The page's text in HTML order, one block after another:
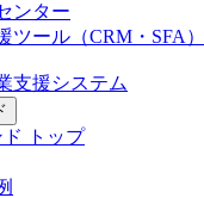
ンター
ツール（CRM・SFA）
支援システム
トップ